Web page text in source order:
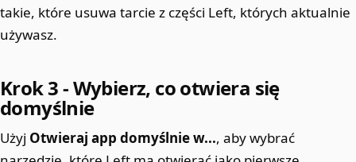
takie, które usuwa tarcie z części Left, których aktualnie
używasz.
Krok 3 - Wybierz, co otwiera się
domyślnie
Użyj Otwieraj app domyślnie w..., aby wybrać